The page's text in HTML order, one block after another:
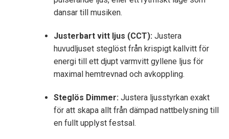
dansar till musiken.
Justerbart vitt ljus (CCT):Justera
huvudljuset steglöst från krispigt kallvitt för
energi till ett djupt varmvitt gyllene ljus för
maximal hemtrevnad och avkoppling.
Steglös Dimmer:Justera ljusstyrkan exakt
för att skapa allt från dämpad nattbelysning till
en fullt upplyst festsal.